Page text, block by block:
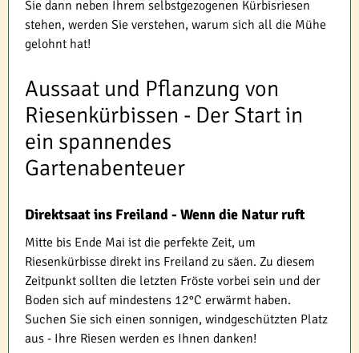
Sie dann neben Ihrem selbstgezogenen Kürbisriesen
stehen, werden Sie verstehen, warum sich all die Mühe
gelohnt hat!
Aussaat und Pflanzung von
Riesenkürbissen - Der Start in
ein spannendes
Gartenabenteuer
Direktsaat ins Freiland - Wenn die Natur ruft
Mitte bis Ende Mai ist die perfekte Zeit, um
Riesenkürbisse direkt ins Freiland zu säen. Zu diesem
Zeitpunkt sollten die letzten Fröste vorbei sein und der
Boden sich auf mindestens 12°C erwärmt haben.
Suchen Sie sich einen sonnigen, windgeschützten Platz
aus - Ihre Riesen werden es Ihnen danken!